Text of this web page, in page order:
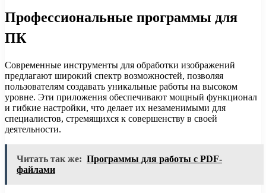
Профессиональные программы для
ПК
Современные инструменты для обработки изображений
предлагают широкий спектр возможностей, позволяя
пользователям создавать уникальные работы на высоком
уровне. Эти приложения обеспечивают мощный функционал
и гибкие настройки, что делает их незаменимыми для
специалистов, стремящихся к совершенству в своей
деятельности.
Читать так же: Программы для работы с PDF-
файлами